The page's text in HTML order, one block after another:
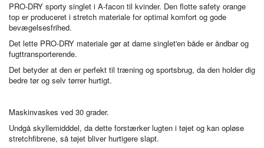
PRO-DRY sporty singlet i A-facon til kvinder. Den flotte safety orange
top er produceret i stretch materiale for optimal komfort og gode
bevægelsesfrihed.
Det lette PRO-DRY materiale gør at dame singlet'en både er åndbar og
fugttransporterende.
Det betyder at den er perfekt til træning og sportsbrug, da den holder dig
bedre tør og selv tørrer hurtigt.
Maskinvaskes ved 30 grader.
Undgå skyllemidddel, da dette forstærker lugten i tøjet og kan opløse
stretchfibrene, så tøjet bliver hurtigere slapt.